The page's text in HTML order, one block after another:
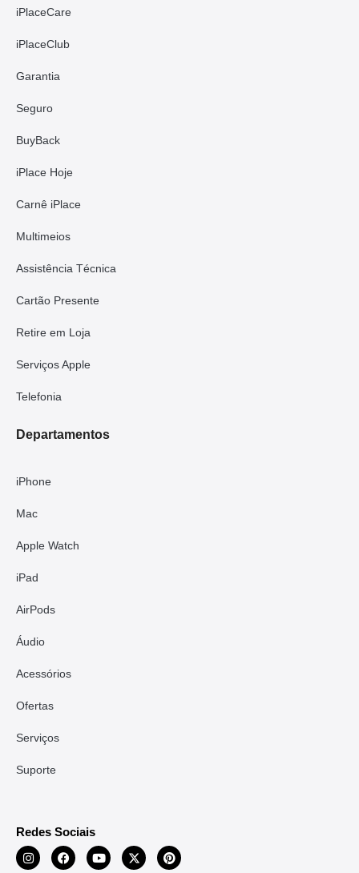
iPlaceCare
iPlaceClub
Garantia
Seguro
BuyBack
iPlace Hoje
Carnê iPlace
Multimeios
Assistência Técnica
Cartão Presente
Retire em Loja
Serviços Apple
Telefonia
Departamentos
iPhone
Mac
Apple Watch
iPad
AirPods
Áudio
Acessórios
Ofertas
Serviços
Suporte
Redes Sociais